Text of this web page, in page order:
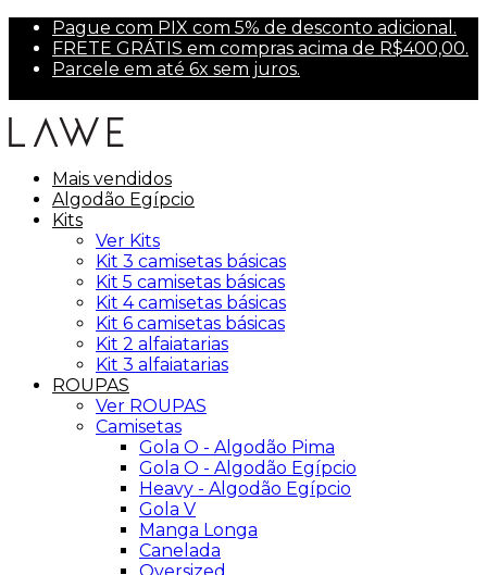
Pague com PIX com 5% de desconto adicional.
FRETE GRÁTIS em compras acima de R$400,00.
Parcele em até 6x sem juros.
Mais vendidos
Algodão Egípcio
Kits
Ver Kits
Kit 3 camisetas básicas
Kit 5 camisetas básicas
Kit 4 camisetas básicas
Kit 6 camisetas básicas
Kit 2 alfaiatarias
Kit 3 alfaiatarias
ROUPAS
Ver ROUPAS
Camisetas
Gola O - Algodão Pima
Gola O - Algodão Egípcio
Heavy - Algodão Egípcio
Gola V
Manga Longa
Canelada